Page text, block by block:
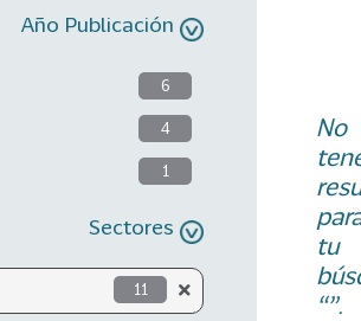
Año Publicación
6
4
1
Sectores
11
No
tu
“”.